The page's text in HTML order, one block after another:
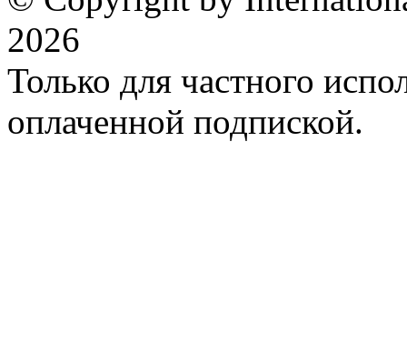
2026
Только для частного
оплаченной подпиской.